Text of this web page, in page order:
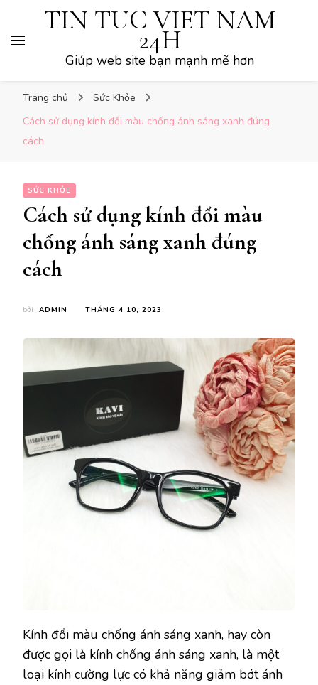
TIN TUC VIET NAM
24H
Giúp web site bạn mạnh mẽ hơn
Trang chủ
Sức Khỏe
Cách sử dụng kính đổi màu chống ánh sáng xanh đúng
cách
SỨC KHỎE
Cách sử dụng kính đổi màu
chống ánh sáng xanh đúng
cách
bởi ADMIN THÁNG 4 10, 2023
Kính đổi màu chống ánh sáng xanh, hay còn
được gọi là kính chống ánh sáng xanh, là một
loại kính cường lực có khả năng giảm bớt ánh